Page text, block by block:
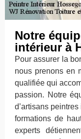
Notre
intérieur à
Pour assurer la
nous prenons en
qualifiée qui
passion. Notre
d’artisans
formations de
experts